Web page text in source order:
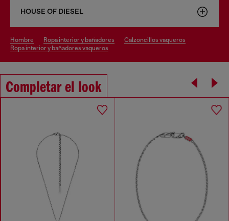
HOUSE OF DIESEL
hombre ropa interior y bañadores
calzoncillos vaqueros
ropa interior y bañadores vaqueros
Completar el look